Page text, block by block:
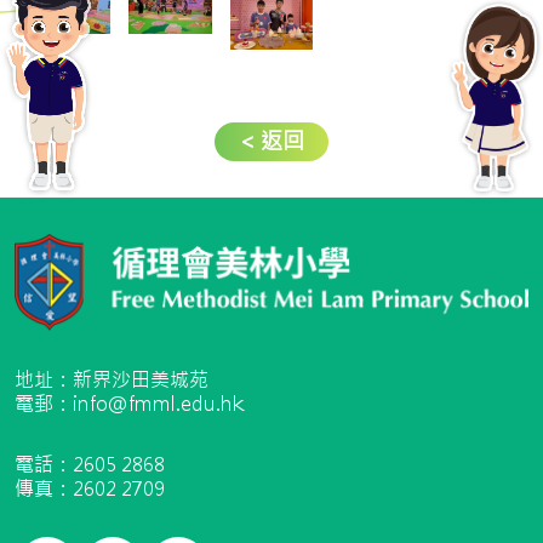
< 返回
地址：新界沙田美城苑
電郵：info@fmml.edu.hk
電話：2605 2868
傳真：2602 2709